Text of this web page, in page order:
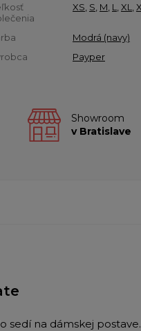
XS S M L XL
Modrá (navy)
Payper
Showroom
v Bratislave
sedí na dámskej postave.